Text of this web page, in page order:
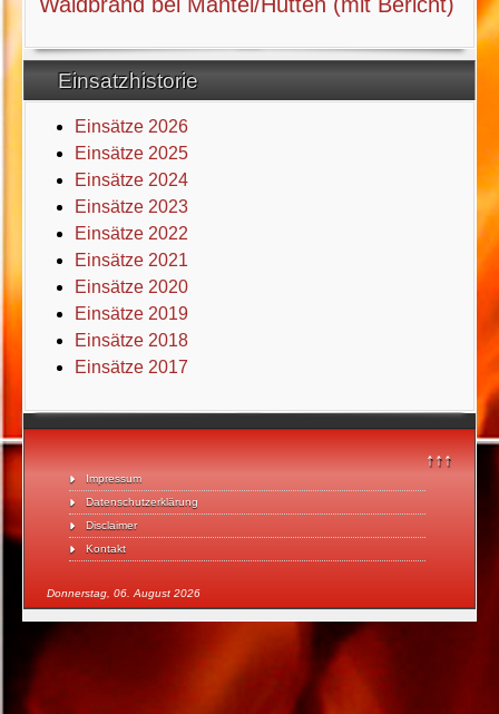
↑↑↑
Impressum
Datenschutzerklärung
Disclaimer
Kontakt
Donnerstag, 06. August 2026
Einsatzhistorie
Einsätze 2026
Einsätze 2025
Einsätze 2024
Einsätze 2023
Einsätze 2022
Einsätze 2021
Einsätze 2020
Einsätze 2019
Einsätze 2018
Einsätze 2017